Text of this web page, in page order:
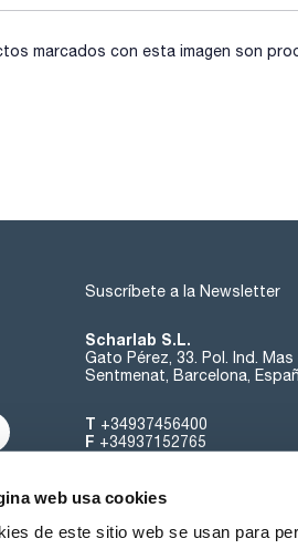
web usa cookies
de este sitio web se usan para
marcados con esta imagen son
Suscríbete a la Newsletter
Scharlab S.L.
Gato Pérez, 33. Pol. Ind. Mas
Sentmenat, Barcelona,
T +34937456400
F +34937152765